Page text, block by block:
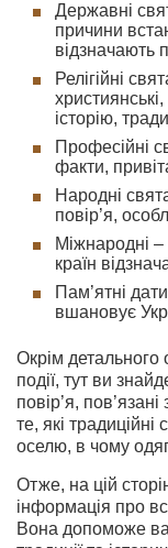
Державні
причини
відзначають
Релігійні
історію,
Професійні
факти,
Народні
повір’я,
Міжнародні –
країн
Пам’ятні
вшановує
Окрім детального
події, тут ви
повір’я,
те, які
оселю, в чому
Отже, на цій
інформація про
Вона допоможе